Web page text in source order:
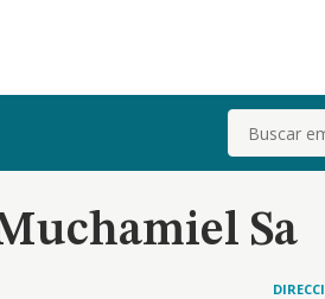
Buscar
Sa